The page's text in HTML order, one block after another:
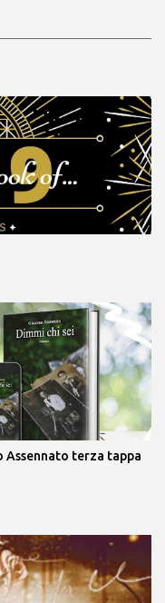
Assennato terza tappa